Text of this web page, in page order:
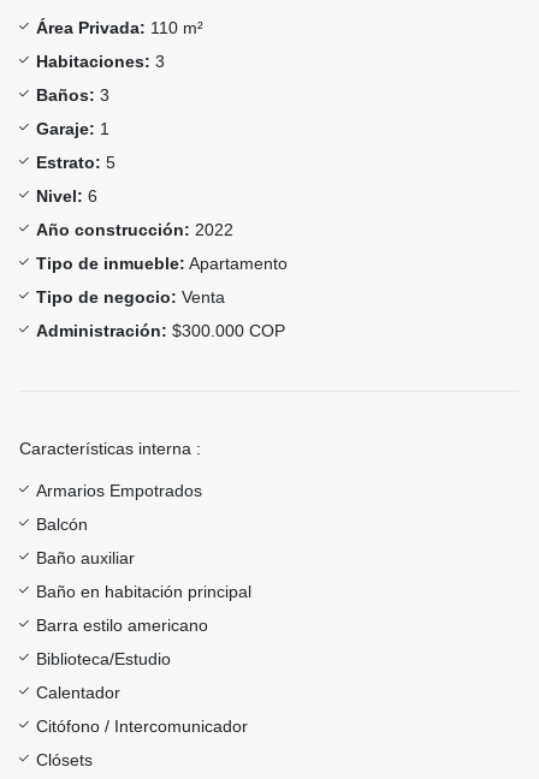
Área Privada: 110 m²
Habitaciones: 3
Baños: 3
Garaje: 1
Estrato: 5
Nivel: 6
Año construcción: 2022
Tipo de inmueble: Apartamento
Tipo de negocio: Venta
Administración: $300.000 COP
Características interna :
Armarios Empotrados
Balcón
Baño auxiliar
Baño en habitación principal
Barra estilo americano
Biblioteca/Estudio
Calentador
Citófono / Intercomunicador
Clósets